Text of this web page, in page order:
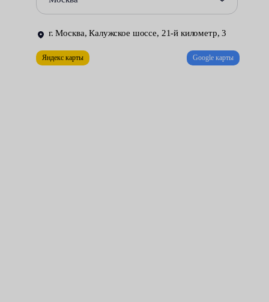
переход РКПП в положение аварийки — все
нормализуется после рестарта зажигания;
г. Москва, Калужское шоссе, 21-й километр, 3
Яндекс карты Google карты